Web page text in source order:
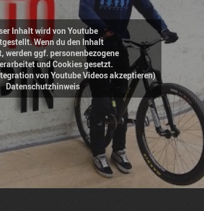
Inhalt wird von Youtube
Wenn du den Inhalt
werden ggf. personenbezogene
und Cookies gesetzt.
von Youtube Videos akzeptieren)
Datenschutzhinweis